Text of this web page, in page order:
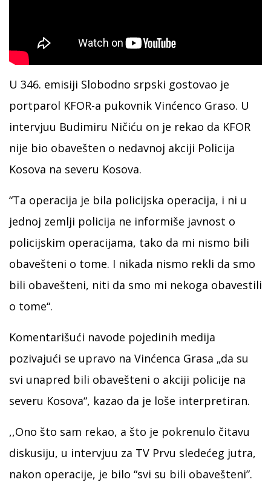
U 346. emisiji Slobodno srpski gostovao je
portparol KFOR-a pukovnik Vinćenco Graso. U
intervjuu Budimiru Ničiću on je rekao da KFOR
nije bio obavešten o nedavnoj akciji Policija
Kosova na severu Kosova.
“Ta operacija je bila policijska operacija, i ni u
jednoj zemlji policija ne informiše javnost o
policijskim operacijama, tako da mi nismo bili
obavešteni o tome. I nikada nismo rekli da smo
bili obavešteni, niti da smo mi nekoga obavestili
o tome“.
Komentarišući navode pojedinih medija
pozivajući se upravo na Vinćenca Grasa „da su
svi unapred bili obavešteni o akciji policije na
severu Kosova“, kazao da je loše interpretiran.
,,Ono što sam rekao, a što je pokrenulo čitavu
diskusiju, u intervjuu za TV Prvu sledećeg jutra,
nakon operacije, je bilo “svi su bili obavešteni”.